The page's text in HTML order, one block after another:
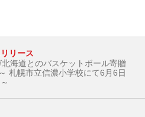
リース
海道とのバスケットボール寄贈
札幌市立信濃小学校にて6月6日